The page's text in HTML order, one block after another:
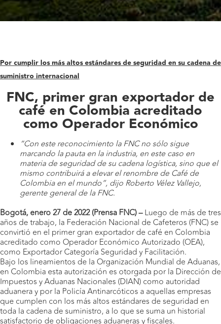
Por cumplir los más altos estándares de seguridad en su cadena de
suministro internacional
FNC, primer gran exportador de
café en Colombia acreditado
como Operador Económico
“Con este reconocimiento la FNC no sólo sigue
marcando la pauta en la industria, en este caso en
materia de seguridad de su cadena logística, sino que el
mismo contribuirá a elevar el renombre de Café de
Colombia en el mundo”, dijo Roberto Vélez Vallejo,
gerente general de la FNC.
Bogotá, enero 27 de 2022 (Prensa FNC) –Luego de más de tres
años de trabajo, la Federación Nacional de Cafeteros (FNC) se
convirtió en el primer gran exportador de café en Colombia
acreditado como Operador Económico Autorizado (OEA),
como Exportador Categoría Seguridad y Facilitación.
Bajo los lineamientos de la Organización Mundial de Aduanas,
en Colombia esta autorización es otorgada por la Dirección de
Impuestos y Aduanas Nacionales (DIAN) como autoridad
aduanera y por la Policía Antinarcóticos a aquellas empresas
que cumplen con los más altos estándares de seguridad en
toda la cadena de suministro, a lo que se suma un historial
satisfactorio de obligaciones aduaneras y fiscales.